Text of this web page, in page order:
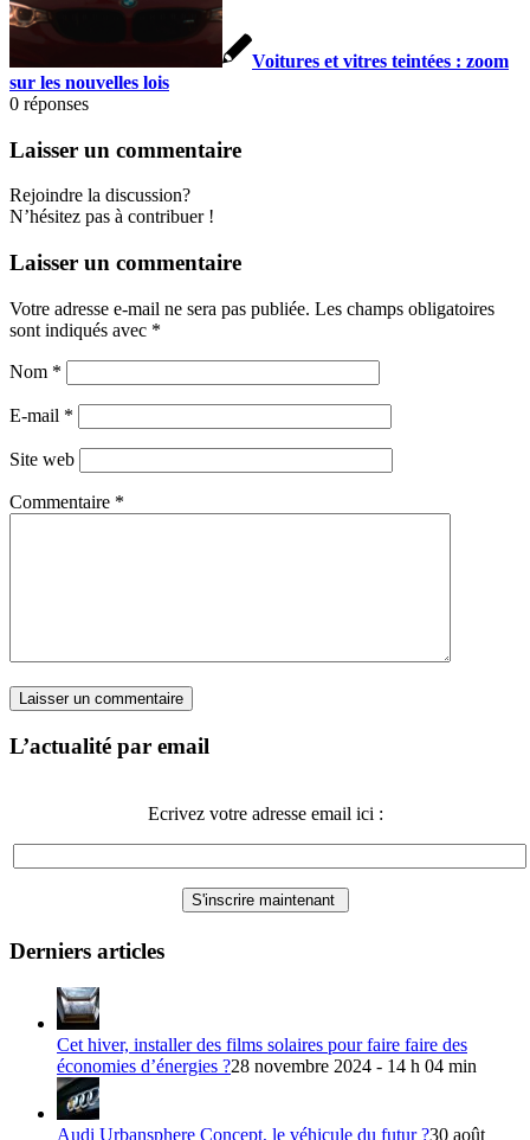
Voitures et vitres teintées : zoom
sur les nouvelles lois
0 réponses
Laisser un commentaire
Rejoindre la discussion?
N’hésitez pas à contribuer !
Laisser un commentaire
Votre adresse e-mail ne sera pas publiée. Les champs obligatoires
sont indiqués avec *
Nom *
E-mail *
Site web
Commentaire *
L’actualité par email
Ecrivez votre adresse email ici :
Derniers articles
Cet hiver, installer des films solaires pour faire faire des
économies d’énergies ?28 novembre 2024 - 14 h 04 min
Audi Urbansphere Concept, le véhicule du futur ?30 août